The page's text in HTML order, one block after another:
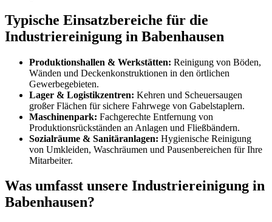
Typische Einsatzbereiche für die
Industriereinigung in Babenhausen
Produktionshallen & Werkstätten: Reinigung von Böden,
Wänden und Deckenkonstruktionen in den örtlichen
Gewerbegebieten.
Lager & Logistikzentren: Kehren und Scheuersaugen
großer Flächen für sichere Fahrwege von Gabelstaplern.
Maschinenpark: Fachgerechte Entfernung von
Produktionsrückständen an Anlagen und Fließbändern.
Sozialräume & Sanitäranlagen: Hygienische Reinigung
von Umkleiden, Waschräumen und Pausenbereichen für Ihre
Mitarbeiter.
Was umfasst unsere Industriereinigung in
Babenhausen?